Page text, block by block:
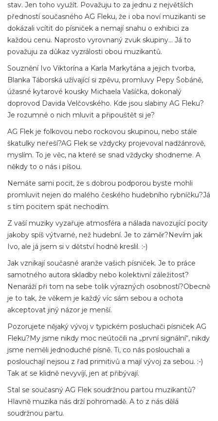
stav. Jen toho využít. Považuju to za jednu z největších
předností současného AG Fleku, že i oba noví muzikanti se
dokázali vcítit do písniček a nemají snahu o exhibici za
každou cenu. Naprosto vyrovnaný zvuk skupiny… Já to
považuju za důkaz vyzrálosti obou muzikantů.
Souznění Ivo Viktorína a Karla Markytána a jejich tvorba,
Blanka Táborská užívající si zpěvu, promluvy Pepy Šobáně,
úžasné kytarové kousky Michaela Vašíčka, dokonalý
doprovod Davida Velčovského. Kde jsou slabiny AG Fleku?
Je rozumné o nich mluvit a připouštět si je?
AG Flek je folkovou nebo rockovou skupinou, nebo stále
škatulky neřeší?AG Flek se vždycky projevoval nadžánrově,
myslím. To je věc, na které se snad vždycky shodneme. A
někdy to o nás i píšou.
Nemáte sami pocit, že s dobrou podporou byste mohli
promluvit nejen do malého českého hudebního rybníčku?Já
s tím pocitem spát nechodím.
Z vaší muziky vyzařuje atmosféra a nálada navozující pocity
jakoby spíš výtvarné, než hudební. Je to záměr?Nevím jak
Ivo, ale já jsem si v dětství hodně kreslil. :-)
Jak vznikají současné aranže vašich písniček. Je to práce
samotného autora skladby nebo kolektivní záležitost?
Nenaráží při tom na sebe tolik výrazných osobností?Obecně
je to tak, že věkem je každý víc sám sebou a ochota
akceptovat jiný názor je menší.
Pozorujete nějaký vývoj v typickém posluchači písniček AG
Fleku?My jsme nikdy moc neútočili na „první signální“, nikdy
jsme neměli jednoduché písně. Ti, co nás poslouchali a
poslouchají nejsou z řad primitivů a mají vývoj za sebou. :-)
Tak ať se klidně nevyvíjí, jen ať přibývají.
Stal se současný AG Flek soudržnou partou muzikantů?
Hlavně muzika nás drží pohromadě. A to z nás dělá
soudržnou partu.